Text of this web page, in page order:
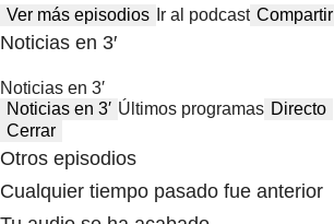
Ver más episodios Ir al podcast Compartir
Noticias en 3′
Noticias en 3′
Noticias en 3′ Últimos programas Directo
Cerrar
Otros episodios
Cualquier tiempo pasado fue anterior